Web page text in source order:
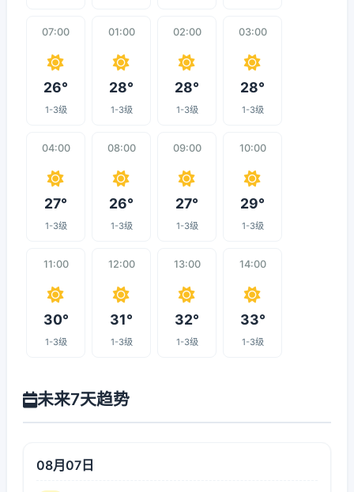
07:00
26°
1-3级
01:00
28°
1-3级
02:00
28°
1-3级
03:00
28°
1-3级
04:00
27°
1-3级
08:00
26°
1-3级
09:00
27°
1-3级
10:00
29°
1-3级
11:00
30°
1-3级
12:00
31°
1-3级
13:00
32°
1-3级
14:00
33°
1-3级
未来7天趋势
08月07日